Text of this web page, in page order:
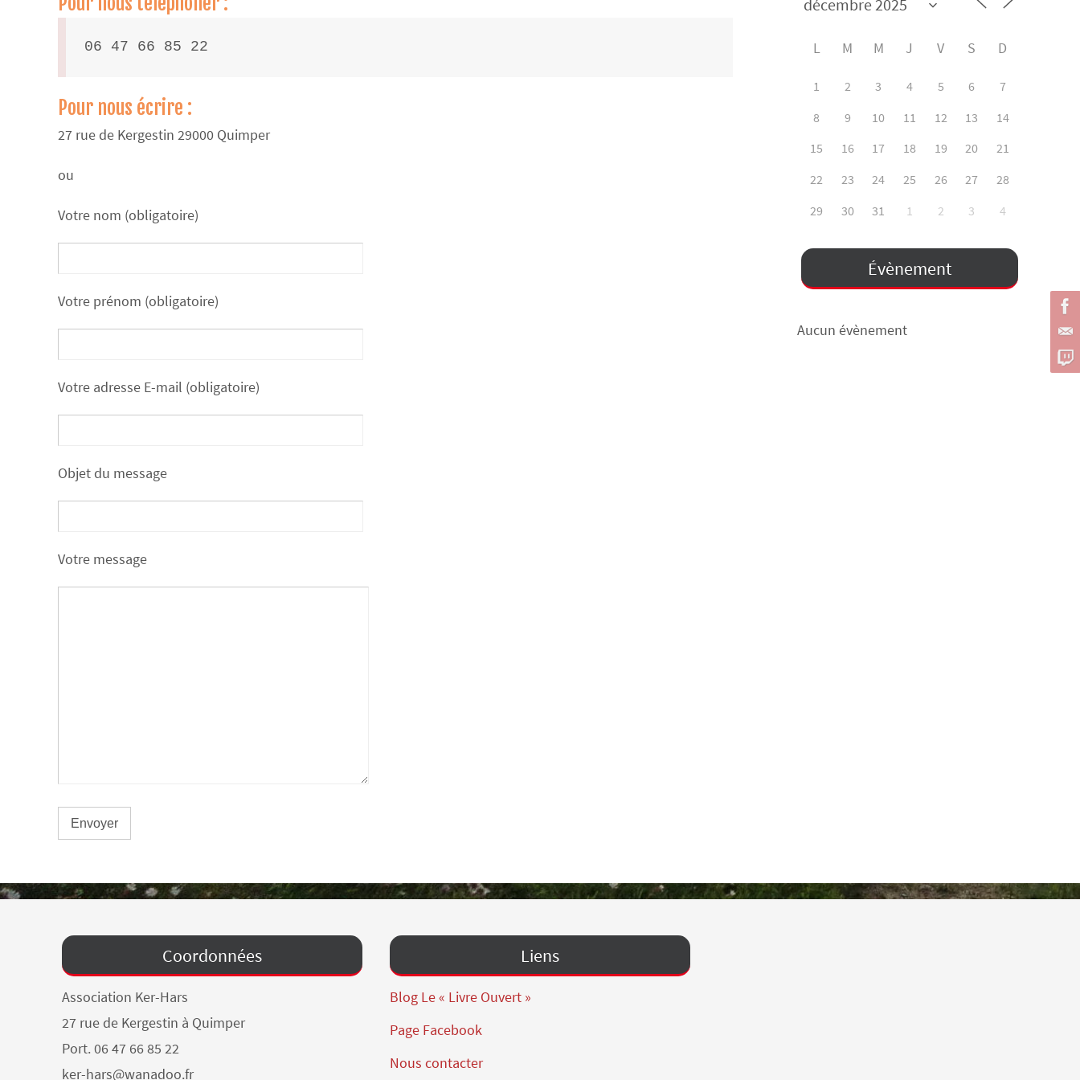
06 47 66 85 22
Pour nous écrire :
27 rue de Kergestin 29000 Quimper
ou
Votre nom (obligatoire)
Votre prénom (obligatoire)
Votre adresse E-mail (obligatoire)
Objet du message
Votre message
L M M J V S D
1 2 3 4 5 6
7
8
9 10 11 12 13
14
15
16 17 18 19 20
21
22
23 24 25 26 27
28
29
30 31 1 2 3 4
Évènement
Aucun évènement
Coordonnées
Association Ker-Hars
27 rue de Kergestin à Quimper
Port. 06 47 66 85 22
ker-hars@wanadoo.fr
Liens
Blog Le « Livre Ouvert »
Page Facebook
Nous contacter